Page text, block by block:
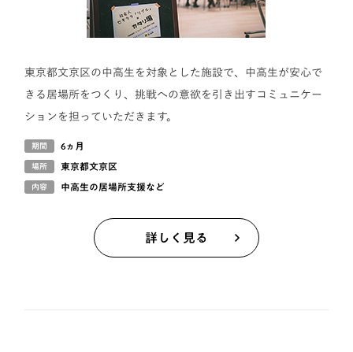
東京都文京区の中高生を対象とした施設で、中高生が安心で
きる居場所をつくり、挑戦への意欲を引き出すコミュニケー
ションを担っていただきます。
期間 6ヵ月
場所 東京都文京区
内容 中高生の居場所支援など
詳しく見る